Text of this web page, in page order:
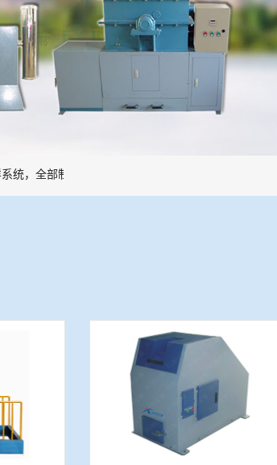
，全部制样过程机械化操作，没有人为误差，焦球